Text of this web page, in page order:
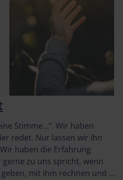
Stimme…“. Wir haben
redet. Nur lassen wir ihn
haben die Erfahrung
zu uns spricht, wenn
mit ihm rechnen und ...